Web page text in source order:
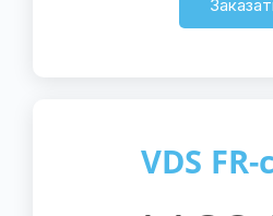
VDS FR-